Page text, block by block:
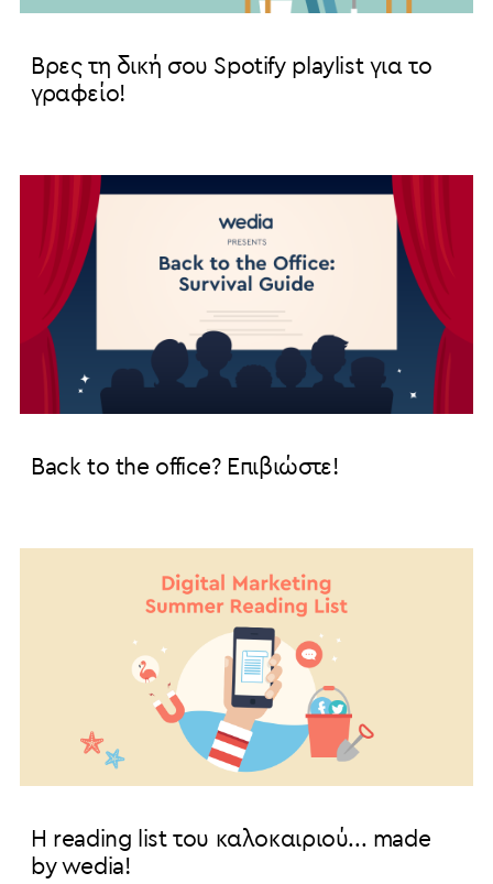
Βρες τη δική σου Spotify playlist για το
γραφείο!
Back to the office? Eπιβιώστε!
H reading list του καλοκαιριού... made
by wedia!